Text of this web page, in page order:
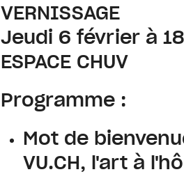
VERNISSAGE
Jeudi 6 février à
ESPACE CHUV
Programme :
Mot de
VU.CH, l'art à